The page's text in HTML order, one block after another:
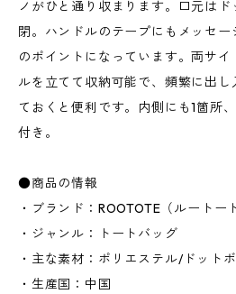
ノがひと通り収まります。口元は
閉。ハンドルのテープにもメッセ
のポイントになっています。両サ
ルを立てて収納可能で、頻繁に出
ておくと便利です。内側にも1箇所
付き。
●商品の情報
・ブランド：ROOTOTE（ルートー
・ジャンル：トートバッグ
・主な素材：ポリエステル/ドット
・生産国：中国